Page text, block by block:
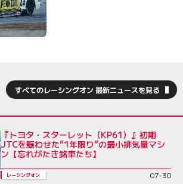
すべてのレーシングオン 最新ニュースを見る
『トヨタ・スターレット（KP61）』初期
JTCを賑わせた“1年限り”の最小排気量マシ
ン【忘れがたき銘車たち】
レーシングオン 07-30